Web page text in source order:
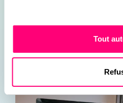
Tout
TUTORIELS POUR